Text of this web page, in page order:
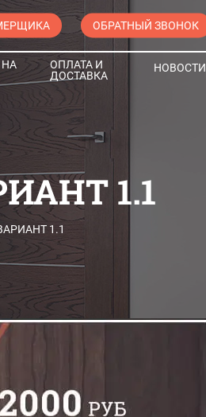
ОБРАТНЫЙ ЗВОНОК
НА
ОПЛАТА И
ДОСТАВКА
НОВОСТИ
1.1
1.1